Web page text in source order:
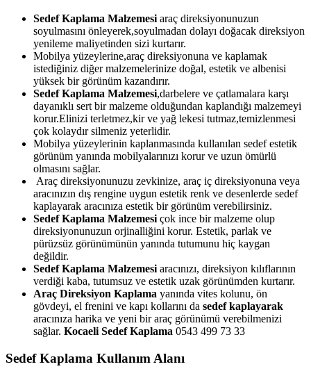
Sedef Kaplama Malzemesi araç direksiyonunuzun
soyulmasını önleyerek,soyulmadan dolayı doğacak direksiyon
yenileme maliyetinden sizi kurtarır.
Mobilya yüzeylerine,araç direksiyonuna ve kaplamak
istediğiniz diğer malzemelerinize doğal, estetik ve albenisi
yüksek bir görünüm kazandırır.
Sedef Kaplama Malzemesi,darbelere ve çatlamalara karşı
dayanıklı sert bir malzeme olduğundan kaplandığı malzemeyi
korur.Elinizi terletmez,kir ve yağ lekesi tutmaz,temizlenmesi
çok kolaydır silmeniz yeterlidir.
Mobilya yüzeylerinin kaplanmasında kullanılan sedef estetik
görünüm yanında mobilyalarınızı korur ve uzun ömürlü
olmasını sağlar.
Araç direksiyonunuzu zevkinize, araç iç direksiyonuna veya
aracınızın dış rengine uygun estetik renk ve desenlerde sedef
kaplayarak aracınıza estetik bir görünüm verebilirsiniz.
Sedef Kaplama Malzemesi çok ince bir malzeme olup
direksiyonunuzun orjinalliğini korur. Estetik, parlak ve
pürüzsüz görünümünün yanında tutumunu hiç kaygan
değildir.
Sedef Kaplama Malzemesi aracınızı, direksiyon kılıflarının
verdiği kaba, tutumsuz ve estetik uzak görünümden kurtarır.
Araç Direksiyon Kaplama yanında vites kolunu, ön
gövdeyi, el frenini ve kapı kollarını da sedef kaplayarak
aracınıza harika ve yeni bir araç görünümü verebilmenizi
sağlar. Kocaeli Sedef Kaplama 0543 499 73 33
Sedef Kaplama Kullanım Alanı